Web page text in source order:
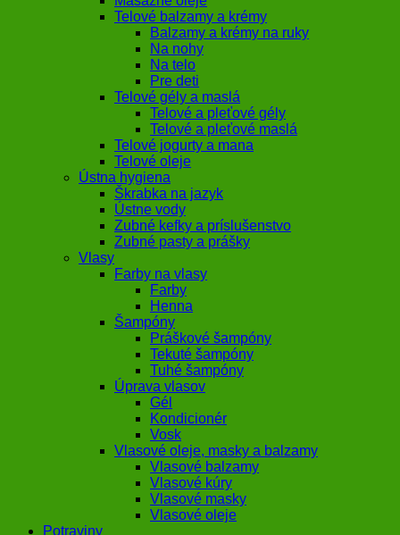
Telové balzamy a krémy
Balzamy a krémy na ruky
Na nohy
Na telo
Pre deti
Telové gély a maslá
Telové a pleťové gély
Telové a pleťové maslá
Telové jogurty a mana
Telové oleje
Ústna hygiena
Škrabka na jazyk
Ústne vody
Zubné kefky a príslušenstvo
Zubné pasty a prášky
Vlasy
Farby na vlasy
Farby
Henna
Šampóny
Práškové šampóny
Tekuté šampóny
Tuhé šampóny
Úprava vlasov
Gél
Kondicionér
Vosk
Vlasové oleje, masky a balzamy
Vlasové balzamy
Vlasové kúry
Vlasové masky
Vlasové oleje
Potraviny